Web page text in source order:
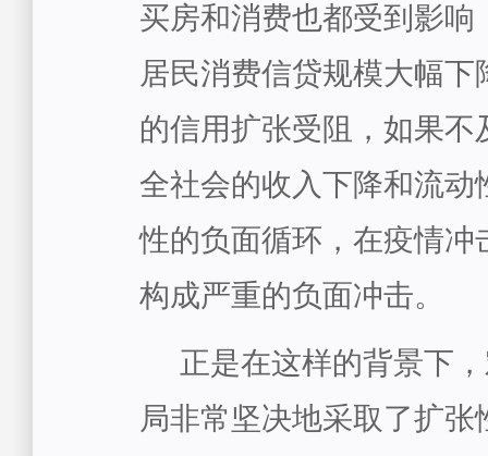
买房和消费也都受到影响
居民消费信贷规模大幅下
的信用扩张受阻，如果不
全社会的收入下降和流动
性的负面循环，在疫情冲
构成严重的负面冲击。
正是在这样的背景下
局非常坚决地采取了扩张